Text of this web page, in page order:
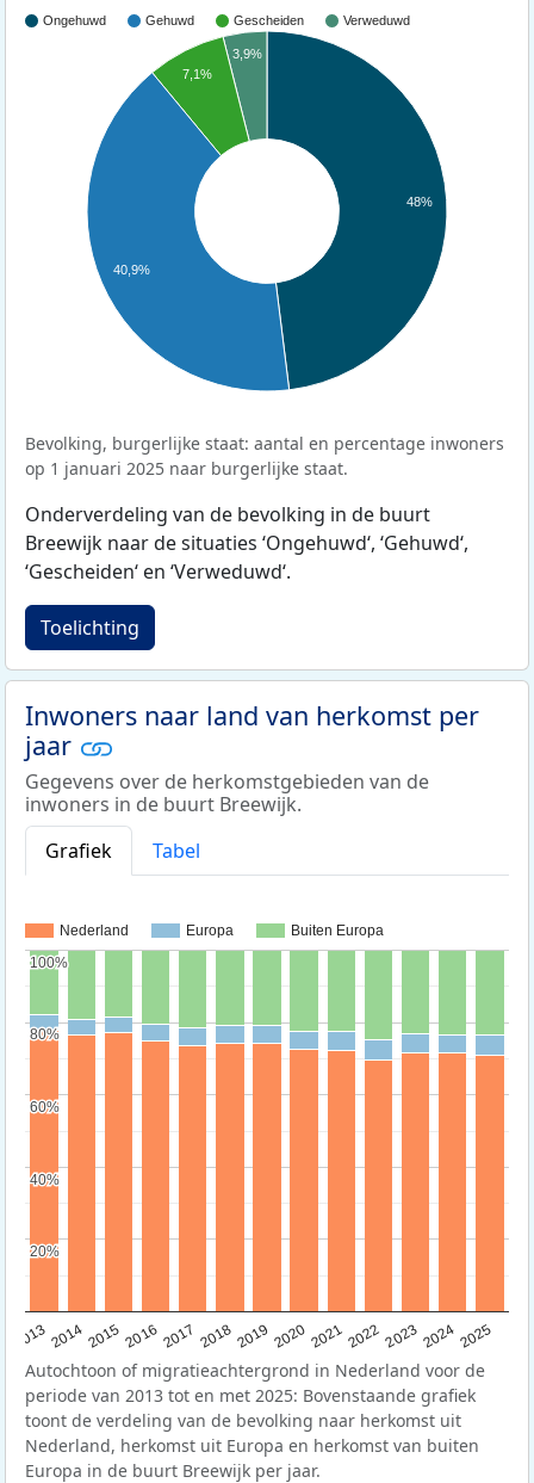
Ongehuwd Gehuwd Gescheiden Verweduwd
48%
3,9%
7,1%
40,9%
Bevolking, burgerlijke staat: aantal en percentage inwoners
op 1 januari 2025 naar burgerlijke staat.
Onderverdeling van de bevolking in de buurt
Breewijk naar de situaties ‘Ongehuwd‘, ‘Gehuwd‘,
‘Gescheiden‘ en ‘Verweduwd‘.
Toelichting
Inwoners naar land van herkomst per
jaar
Gegevens over de herkomstgebieden van de
inwoners in de buurt Breewijk.
Grafiek
Tabel
Nederland Europa Buiten Europa
20132014201520162017 20182019 202020212022202320242025
20%
20%
40%
40%
60%
60%
80%
80%
100%
100%
Autochtoon of migratieachtergrond in Nederland voor de
periode van 2013 tot en met 2025: Bovenstaande grafiek
toont de verdeling van de bevolking naar herkomst uit
Nederland, herkomst uit Europa en herkomst van buiten
Europa in de buurt Breewijk per jaar.